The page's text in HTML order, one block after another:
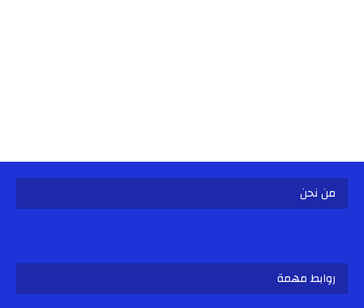
من نحن
روابط مهمة